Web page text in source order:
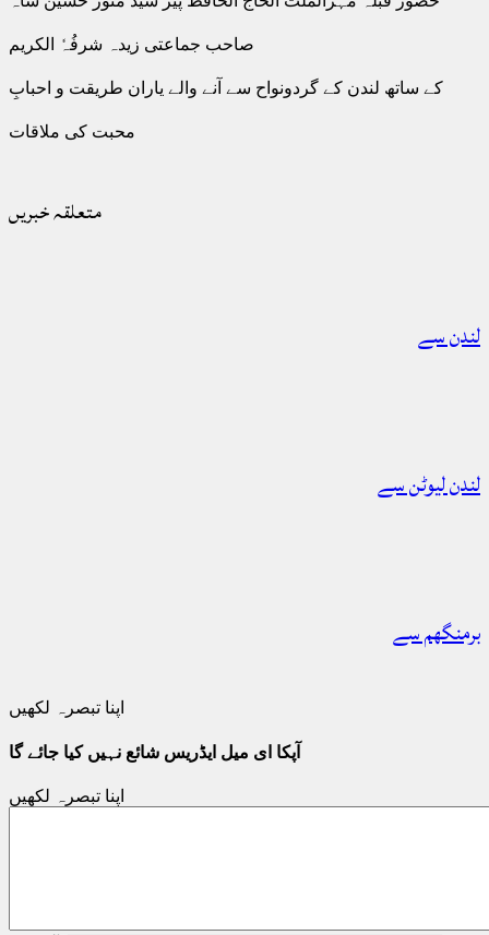
صاحب جماعتی زیدہ شرفُہٗ الکریم
کے ساتھ لندن کے گردونواح سے آنے والے یاران طریقت و احبابِ
محبت کی ملاقات
متعلقہ خبریں
لندن سے
لندن لیوٹن سے
برمنگھم سے
اپنا تبصرہ لکھیں
آپکا ای میل ایڈریس شائع نہیں کیا جائے گا
اپنا تبصرہ لکھیں